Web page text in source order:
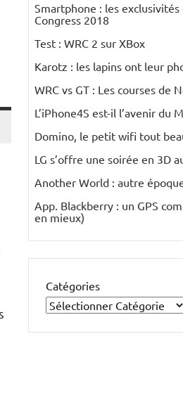
Smartphone : les
Congress 2018
Test : WRC 2 sur XBox
Karotz : les lapins ont leur
WRC vs GT : Les courses de
L’iPhone4S est-il l’avenir du
Domino, le petit wifi tout
LG s’offre une soirée en 3D
Another World : autre
App. Blackberry : un GPS
en mieux)
Catégories